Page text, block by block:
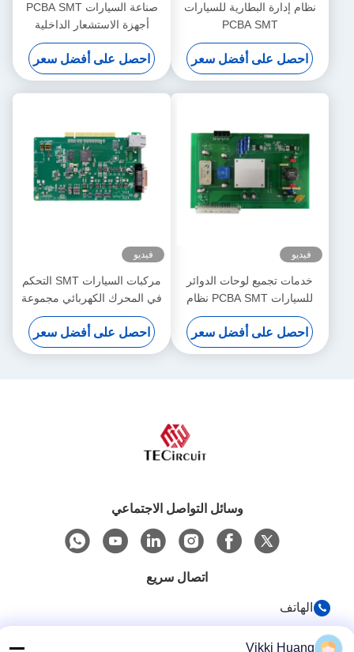
نظام إدارة البطارية للسيارات
PCBA SMT
احصل على أفضل سعر
صناعة السيارات PCBA SMT
أجهزة الاستشعار الداخلية
احصل على أفضل سعر
فيديو
خدمات تجميع لوحات الدوائر
للسيارات PCBA SMT نظام
تحكم الإضاءة
احصل على أفضل سعر
فيديو
مركبات السيارات SMT التحكم
في المحرك الكهربائي مجموعة
لوحة الدوائر المطبوعة مع لوحة
مرنة PCBA0121
احصل على أفضل سعر
وسائل التواصل الاجتماعي
اتصال سريع
الهاتف
Vikki Huang